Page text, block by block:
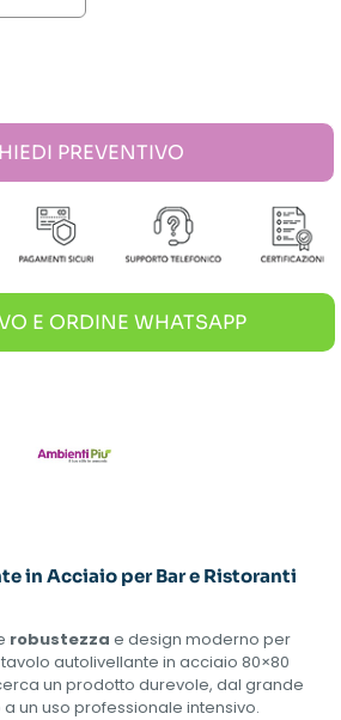
PREVENTIVO
E ORDINE WHATSAPP
in Acciaio per Bar e Ristoranti
robustezza e design moderno per
autolivellante in acciaio 80×80
un prodotto durevole, dal grande
un uso professionale intensivo.